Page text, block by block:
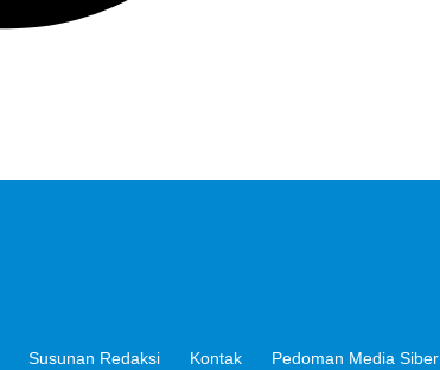
Susunan Redaksi Kontak Pedoman Media Siber